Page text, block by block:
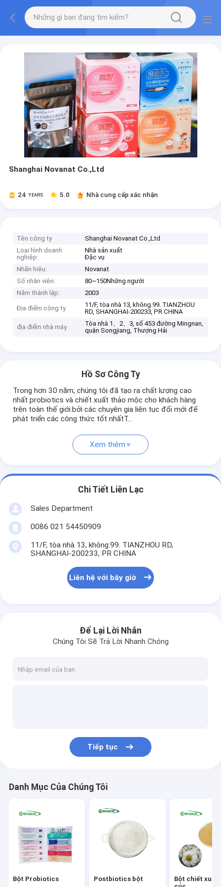
Shanghai Novanat Co.,Ltd
24 YEARS 5.0 Nhà cung cấp xác nhận
Tên công ty
Shanghai Novanat Co.,Ltd
Loại hình doanh
nghiệp:
Nhà sản xuất
Đặc vụ
Nhãn hiệu:
Novanat
Số nhân viên:
80~150Những người
Năm thành lập:
2003
Địa điểm công ty
11/F, tòa nhà 13, không.99. TIANZHOU
RD, SHANGHAI-200233, PR CHINA
địa điểm nhà máy
Tòa nhà 1、2、3, số 453 đường Mingnan,
quận Songjiang, Thượng Hải
Hồ Sơ Công Ty
Trong hơn 30 năm, chúng tôi đã tạo ra chất lượng cao
nhất probiotics và chiết xuất thảo mộc cho khách hàng
trên toàn thế giới.bởi các chuyên gia liên tục đổi mới để
phát triển các công thức tốt nhấtT...
Xem thêm
Chi Tiết Liên Lạc
Sales Department
0086 021 54450909
11/F, tòa nhà 13, không.99. TIANZHOU RD,
SHANGHAI-200233, PR CHINA
Liên hệ với bây giờ
Để Lại Lời Nhắn
Chúng Tôi Sẽ Trả Lời Nhanh Chóng
Tiếp tục
Danh Mục Của Chúng Tôi
Bột Probiotics Postbiotics bột
Bột chiết xuất